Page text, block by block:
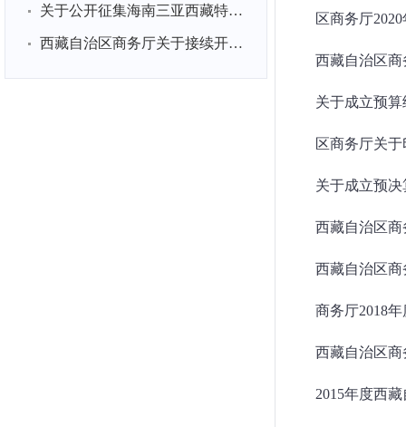
关于公开征集海南三亚西藏特色展馆 第三方运营商的公告
西藏自治区商务厅关于接续开展2026年消费品以旧换新工作的公告
区商务厅
西藏自治区商
关于成立预
区商务厅关
关于成立预
西藏自治区商
西藏自治区商
商务厅2018
西藏自治区商
2015年度西